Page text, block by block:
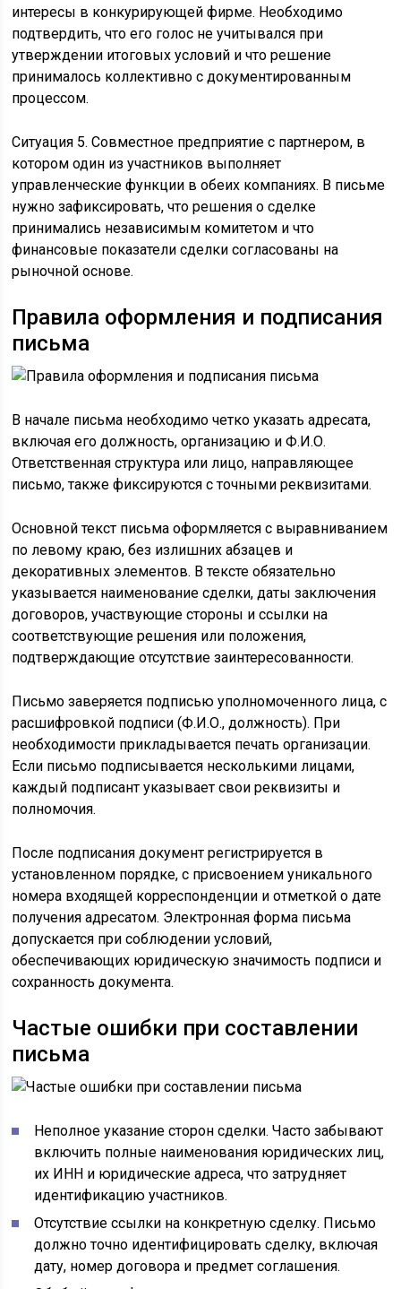
интересы в конкурирующей фирме. Необходимо
подтвердить, что его голос не учитывался при
утверждении итоговых условий и что решение
принималось коллективно с документированным
процессом.
Ситуация 5. Совместное предприятие с партнером, в
котором один из участников выполняет
управленческие функции в обеих компаниях. В письме
нужно зафиксировать, что решения о сделке
принимались независимым комитетом и что
финансовые показатели сделки согласованы на
рыночной основе.
Правила оформления и подписания
письма
В начале письма необходимо четко указать адресата,
включая его должность, организацию и Ф.И.О.
Ответственная структура или лицо, направляющее
письмо, также фиксируются с точными реквизитами.
Основной текст письма оформляется с выравниванием
по левому краю, без излишних абзацев и
декоративных элементов. В тексте обязательно
указывается наименование сделки, даты заключения
договоров, участвующие стороны и ссылки на
соответствующие решения или положения,
подтверждающие отсутствие заинтересованности.
Письмо заверяется подписью уполномоченного лица, с
расшифровкой подписи (Ф.И.О., должность). При
необходимости прикладывается печать организации.
Если письмо подписывается несколькими лицами,
каждый подписант указывает свои реквизиты и
полномочия.
После подписания документ регистрируется в
установленном порядке, с присвоением уникального
номера входящей корреспонденции и отметкой о дате
получения адресатом. Электронная форма письма
допускается при соблюдении условий,
обеспечивающих юридическую значимость подписи и
сохранность документа.
Частые ошибки при составлении
письма
Неполное указание сторон сделки. Часто забывают
включить полные наименования юридических лиц,
их ИНН и юридические адреса, что затрудняет
идентификацию участников.
Отсутствие ссылки на конкретную сделку. Письмо
должно точно идентифицировать сделку, включая
дату, номер договора и предмет соглашения.